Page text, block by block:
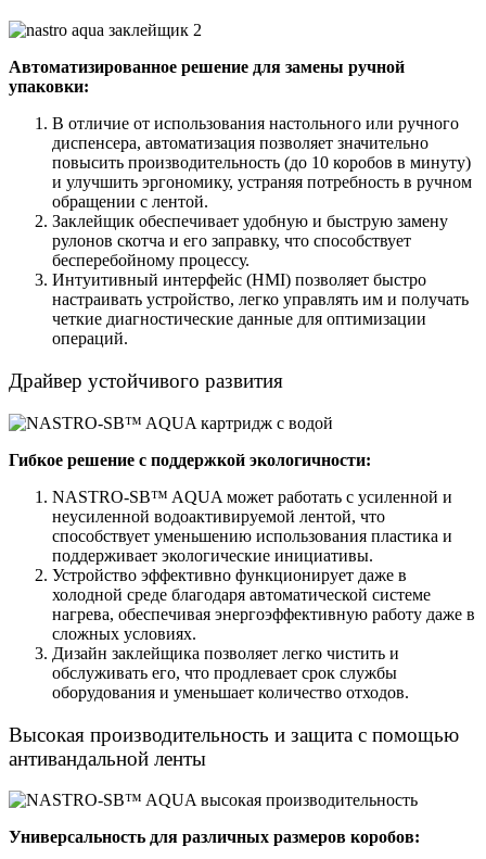
Автоматизированное решение для замены ручной
упаковки:
В отличие от использования настольного или ручного
диспенсера, автоматизация позволяет значительно
повысить производительность (до 10 коробов в минуту)
и улучшить эргономику, устраняя потребность в ручном
обращении с лентой.
Заклейщик обеспечивает удобную и быструю замену
рулонов скотча и его заправку, что способствует
бесперебойному процессу.
Интуитивный интерфейс (HMI) позволяет быстро
настраивать устройство, легко управлять им и получать
четкие диагностические данные для оптимизации
операций.
Драйвер устойчивого развития
Гибкое решение с поддержкой экологичности:
NASTRO-SB™ AQUA может работать с усиленной и
неусиленной водоактивируемой лентой, что
способствует уменьшению использования пластика и
поддерживает экологические инициативы.
Устройство эффективно функционирует даже в
холодной среде благодаря автоматической системе
нагрева, обеспечивая энергоэффективную работу даже в
сложных условиях.
Дизайн заклейщика позволяет легко чистить и
обслуживать его, что продлевает срок службы
оборудования и уменьшает количество отходов.
Высокая производительность и защита с помощью
антивандальной ленты
Универсальность для различных размеров коробов: